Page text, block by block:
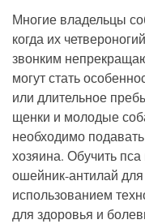
Многие владельцы
когда их
звонким
могут стать
или длительное
щенки и молодые
необходимо
хозяина. Обучить пса
ошейник-антилай для
использованием
для здоровья и